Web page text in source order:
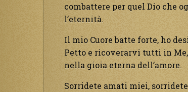
combattere per quel Dio che
l’eternità.
Il mio Cuore batte forte, ho
Petto e ricoverarvi tutti in
nella gioia eterna dell’amore.
Sorridete amati miei,